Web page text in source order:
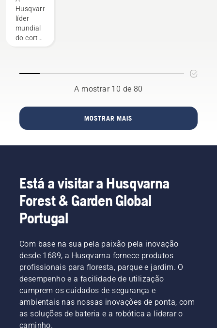
na relva
compensa
sempre
Husqvarna,
líder
mundial
do corte
de
parceria
com o
Liverpool
clube de
A mostrar 10 de 80
MOSTRAR MAIS
Está a visitar a Husqvarna
Forest & Garden Global
Portugal
Com base na sua pela paixão pela inovação
desde 1689, a Husqvarna fornece produtos
profissionais para floresta, parque e jardim. O
desempenho e a facilidade de utilização
cumprem os cuidados de segurança e
ambientais nas nossas inovações de ponta, com
as soluções de bateria e a robótica a liderar o
caminho.